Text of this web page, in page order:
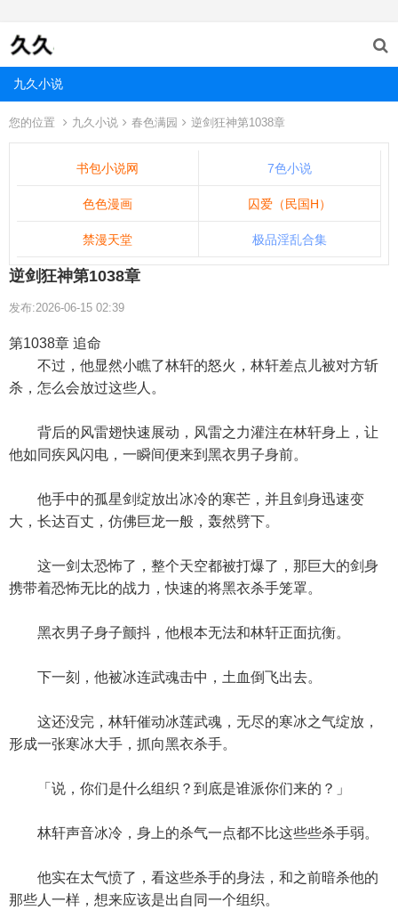
九久小说
您的位置 九久小说 春色满园 逆剑狂神第1038章
书包小说网 7色小说
色色漫画 囚爱（民国H）
禁漫天堂 极品淫乱合集
逆剑狂神第1038章
发布:2026-06-15 02:39
第1038章 追命
不过，他显然小瞧了林轩的怒火，林轩差点儿被对方斩
杀，怎么会放过这些人。
背后的风雷翅快速展动，风雷之力灌注在林轩身上，让
他如同疾风闪电，一瞬间便来到黑衣男子身前。
他手中的孤星剑绽放出冰冷的寒芒，并且剑身迅速变
大，长达百丈，仿佛巨龙一般，轰然劈下。
这一剑太恐怖了，整个天空都被打爆了，那巨大的剑身
携带着恐怖无比的战力，快速的将黑衣杀手笼罩。
黑衣男子身子颤抖，他根本无法和林轩正面抗衡。
下一刻，他被冰连武魂击中，土血倒飞出去。
这还没完，林轩催动冰莲武魂，无尽的寒冰之气绽放，
形成一张寒冰大手，抓向黑衣杀手。
「说，你们是什么组织？到底是谁派你们来的？」
林轩声音冰冷，身上的杀气一点都不比这些些杀手弱。
他实在太气愤了，看这些杀手的身法，和之前暗杀他的
那些人一样，想来应该是出自同一个组织。